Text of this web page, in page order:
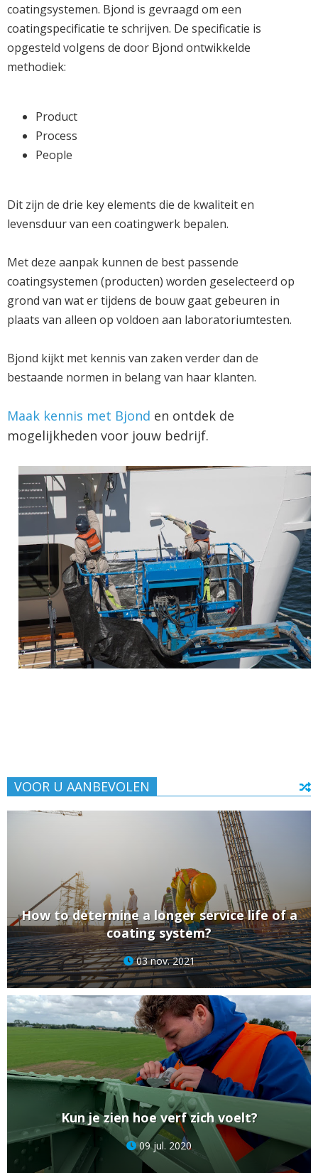
coatingsystemen. Bjond is gevraagd om een
coatingspecificatie te schrijven. De specificatie is
opgesteld volgens de door Bjond ontwikkelde
methodiek:
Product
Process
People
Dit zijn de drie key elements die de kwaliteit en
levensduur van een coatingwerk bepalen.
Met deze aanpak kunnen de best passende
coatingsystemen (producten) worden geselecteerd op
grond van wat er tijdens de bouw gaat gebeuren in
plaats van alleen op voldoen aan laboratoriumtesten.
Bjond kijkt met kennis van zaken verder dan de
bestaande normen in belang van haar klanten.
Maak kennis met Bjond en ontdek de
mogelijkheden voor jouw bedrijf.
VOOR U AANBEVOLEN
How to determine a longer service life of a
coating system?
03 nov. 2021
Kun je zien hoe verf zich voelt?
09 jul. 2020